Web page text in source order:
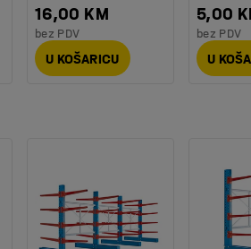
16,00 KM
bez PDV
U KOŠARICU
5,00
bez PDV
U